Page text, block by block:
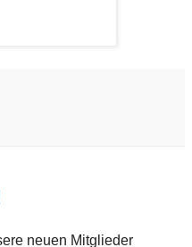
neuen Mitglieder